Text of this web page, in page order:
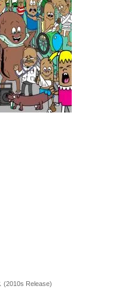
(2010s Release)